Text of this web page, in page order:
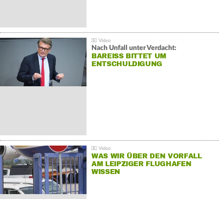
Nach Unfall unter Verdacht:
BAREISS BITTET UM E
NTSCHULDIGUNG
WAS WIR ÜBER DEN VORFALL
AM LEIPZIGER FLUGHAFEN
WISSEN